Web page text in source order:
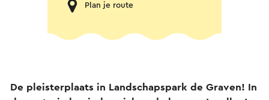
Plan je route
De pleisterplaats in Landschapspark de Graven! In